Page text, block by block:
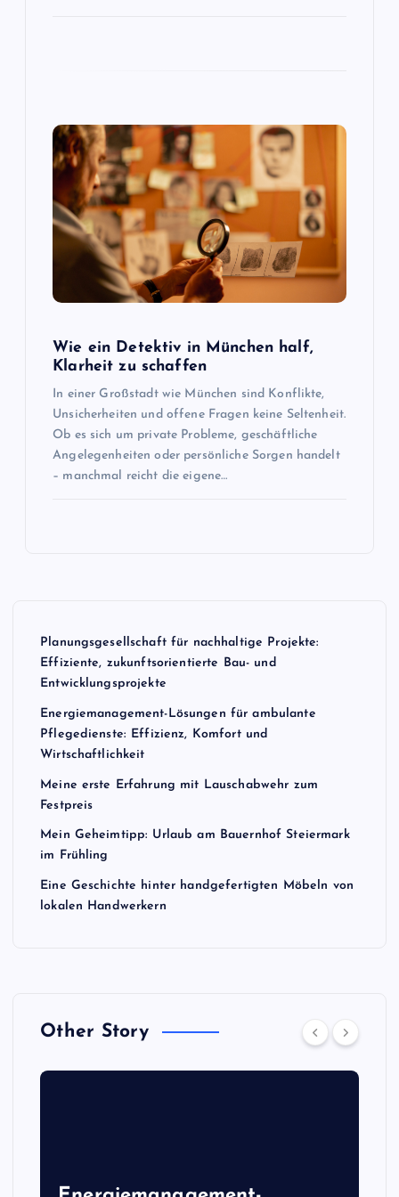
Wie ein Detektiv in München half,
Klarheit zu schaffen
In einer Großstadt wie München sind Konflikte,
Unsicherheiten und offene Fragen keine Seltenheit.
Ob es sich um private Probleme, geschäftliche
Angelegenheiten oder persönliche Sorgen handelt
– manchmal reicht die eigene…
Planungsgesellschaft für nachhaltige Projekte:
Effiziente, zukunftsorientierte Bau- und
Entwicklungsprojekte
Energiemanagement-Lösungen für ambulante
Pflegedienste: Effizienz, Komfort und
Wirtschaftlichkeit
Meine erste Erfahrung mit Lauschabwehr zum
Festpreis
Mein Geheimtipp: Urlaub am Bauernhof Steiermark
im Frühling
Eine Geschichte hinter handgefertigten Möbeln von
lokalen Handwerkern
Other Story